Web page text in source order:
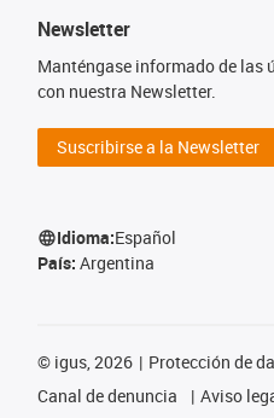
Newsletter
Manténgase informado de las
con nuestra Newsletter.
Suscribirse a la Newsletter
Idioma:Español
País: Argentina
© igus, 2026 Protección de
Canal de denuncia
Aviso